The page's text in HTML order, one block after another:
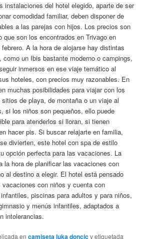
instalaciones del hotel elegido, aparte de ser
comodidad familiar, deben disponer de
a las parejas con hijos. Los precios son
que son los encontrados en Trivago en
A la hora de alojarse hay distintas
como un Ibis bastante moderno o campings,
inmersos en ese viaje temático al
hoteles, con precios muy razonables. En
muchas posibilidades para viajar con los
de playa, de montaña o un viaje al
si los niños son pequeños, ello puede
para atenderlos si lloran, si tienen
hacer pis. Si buscar relajarte en familia,
divierten, este hotel con spa de estilo
opción perfecta para las vacaciones. La
la hora de planificar las vacaciones con
al destino a elegir. El hotel está pensado
vacaciones con niños y cuenta con
piscinas para adultos y para niños,
y menús infantiles, adaptados a
intolerancias.
encamiseta luka doncicy etiquetada